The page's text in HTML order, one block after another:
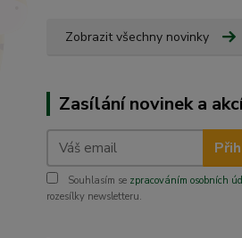
Zobrazit všechny novinky
Zasílání novinek a
Souhlasím se zpracováním osobních
rozesílky newsletteru.